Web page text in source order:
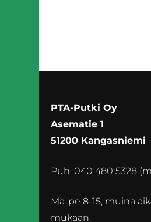
PTA-Putki Oy
Asematie 1
51200 Kangasniemi
Puh. 040 480 5328
Ma-pe 8-15, muina
mukaan.